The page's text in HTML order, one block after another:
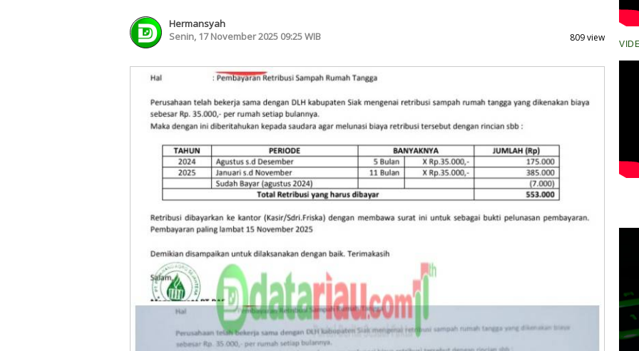
Hermansyah
Senin, 17 November 2025 09:25 WIB
809 view